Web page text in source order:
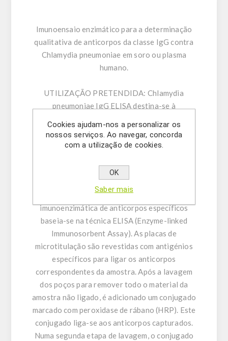
Imunoensaio enzimático para a determinação
qualitativa de anticorpos da classe IgG contra
Chlamydia pneumoniae em soro ou plasma
humano.
UTILIZAÇÃO PRETENDIDA: Chlamydia
pneumoniae IgG ELISA destina-se à
contra Chlamydia pneumoniae em soro ou
plasma humano (citrato, heparina). Apenas para
utilização em procedimentos de diagnóstico.
INFORMAÇÕES GERAIS:A determinação
imunoenzimática de anticorpos específicos
baseia-se na técnica ELISA (Enzyme-linked
Immunosorbent Assay). As placas de
microtitulação são revestidas com antigénios
específicos para ligar os anticorpos
correspondentes da amostra. Após a lavagem
dos poços para remover todo o material da
amostra não ligado, é adicionado um conjugado
marcado com peroxidase de rábano (HRP). Este
conjugado liga-se aos anticorpos capturados.
Numa segunda etapa de lavagem, o conjugado
Cookies ajudam-nos a personalizar os
nossos serviços. Ao navegar, concorda
com a utilização de cookies.
OK
Saber mais